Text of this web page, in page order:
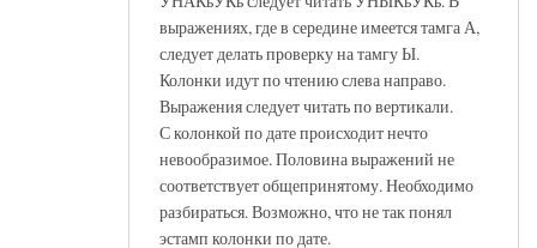
выражениях, где в середине имеется тамга А,
следует делать проверку на тамгу Ы.
Колонки идут по чтению слева направо.
Выражения следует читать по вертикали.
С колонкой по дате происходит нечто
невообразимое. Половина выражений не
соответствует общепринятому. Необходимо
разбираться. Возможно, что не так понял
эстамп колонки по дате.